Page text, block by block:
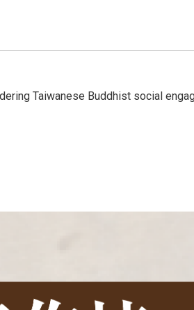
Taiwanese Buddhist social